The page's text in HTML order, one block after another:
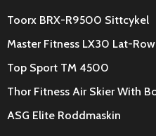
Toorx BRX-R9500 Sittcykel
Master Fitness LX30 Lat-Row
Top Sport TM 4500
Thor Fitness Air Skier With
ASG Elite Roddmaskin